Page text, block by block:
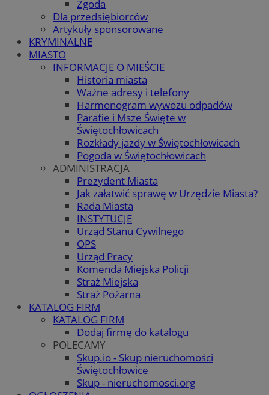
Zgoda
Dla przedsiębiorców
Artykuły sponsorowane
KRYMINALNE
MIASTO
INFORMACJE O MIEŚCIE
Historia miasta
Ważne adresy i telefony
Harmonogram wywozu odpadów
Parafie i Msze Święte w
Świętochłowicach
Rozkłady jazdy w Świętochłowicach
Pogoda w Świętochłowicach
ADMINISTRACJA
Prezydent Miasta
Jak załatwić sprawę w Urzędzie Miasta?
Rada Miasta
INSTYTUCJE
Urząd Stanu Cywilnego
OPS
Urząd Pracy
Komenda Miejska Policji
Straż Miejska
Straż Pożarna
KATALOG FIRM
KATALOG FIRM
Dodaj firmę do katalogu
POLECAMY
Skup.io - Skup nieruchomości
Świętochłowice
Skup - nieruchomosci.org